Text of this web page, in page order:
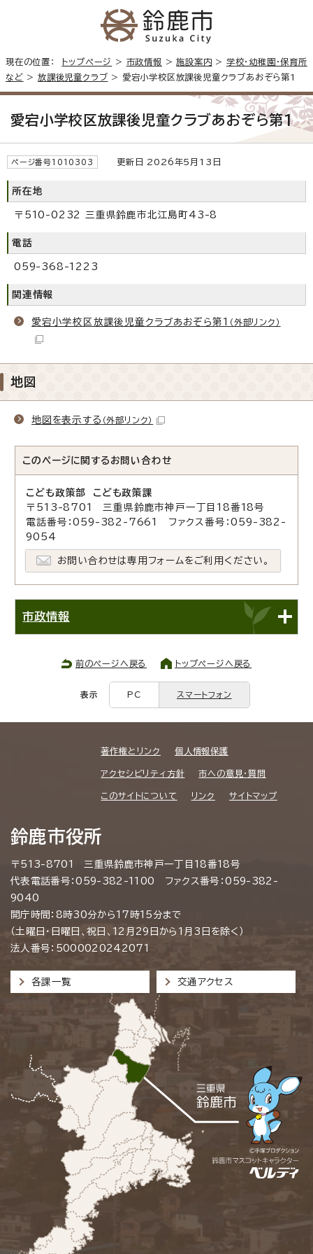
現在の位置： トップページ > 市政情報 >施設案内 > 学校・幼稚園・保育所
など >放課後児童クラブ > 愛宕小学校区放課後児童クラブあおぞら第1
愛宕小学校区放課後児童クラブあおぞら第1
ページ番号1010303 更新日 2026年5月13日
所在地
〒510-0232 三重県鈴鹿市北江島町43-8
電話
059-368-1223
関連情報
愛宕小学校区放課後児童クラブあおぞら第1 （外部リンク）
地図
地図を表示する （外部リンク）
このページに関する お問い合わせ
こども政策部 こども政策課
〒513-8701 三重県鈴鹿市神戸一丁目18番18号
電話番号：059-382-7661 ファクス番号：059-382-
9054
お問い合わせは専用フォームをご利用ください。
市政情報
前のページへ戻る トップページへ戻る
表示 PC スマートフォン
著作権とリンク 個人情報保護
アクセシビリティ方針 市への意見・質問
このサイトについて リンク サイトマップ
鈴鹿市役所
〒513-8701 三重県鈴鹿市神戸一丁目18番18号
代表電話番号：059-382-1100 ファクス番号：059-382-
9040
開庁時間：8時30分から17時15分まで
（土曜日・日曜日、祝日、12月29日から1月3日を除く）
法人番号：5000020242071
各課一覧 交通アクセス